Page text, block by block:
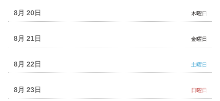
18th
2026
木曜日
8月 20
金曜日
8月 21
土曜日
8月 22
日曜日
8月 23